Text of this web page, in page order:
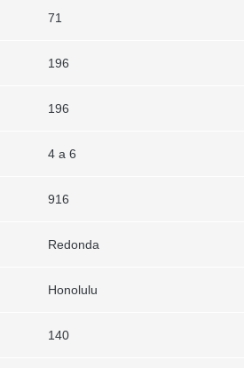
71
196
196
4 a 6
916
Redonda
Honolulu
140